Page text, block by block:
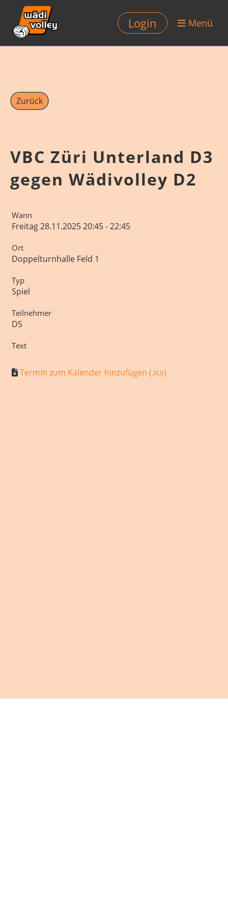
Login Menü
Zurück
VBC Züri Unterland D3
gegen Wädivolley D2
Wann
Freitag 28.11.2025 20:45 - 22:45
Ort
Doppelturnhalle Feld 1
Typ
Spiel
Teilnehmer
D5
Text
Termin zum Kalender hinzufügen (.ics)